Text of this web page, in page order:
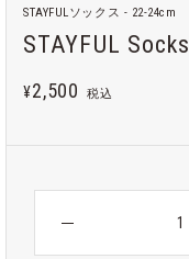
STAYFULソックス - 22-24cm
STAYFUL
¥2,500 税込